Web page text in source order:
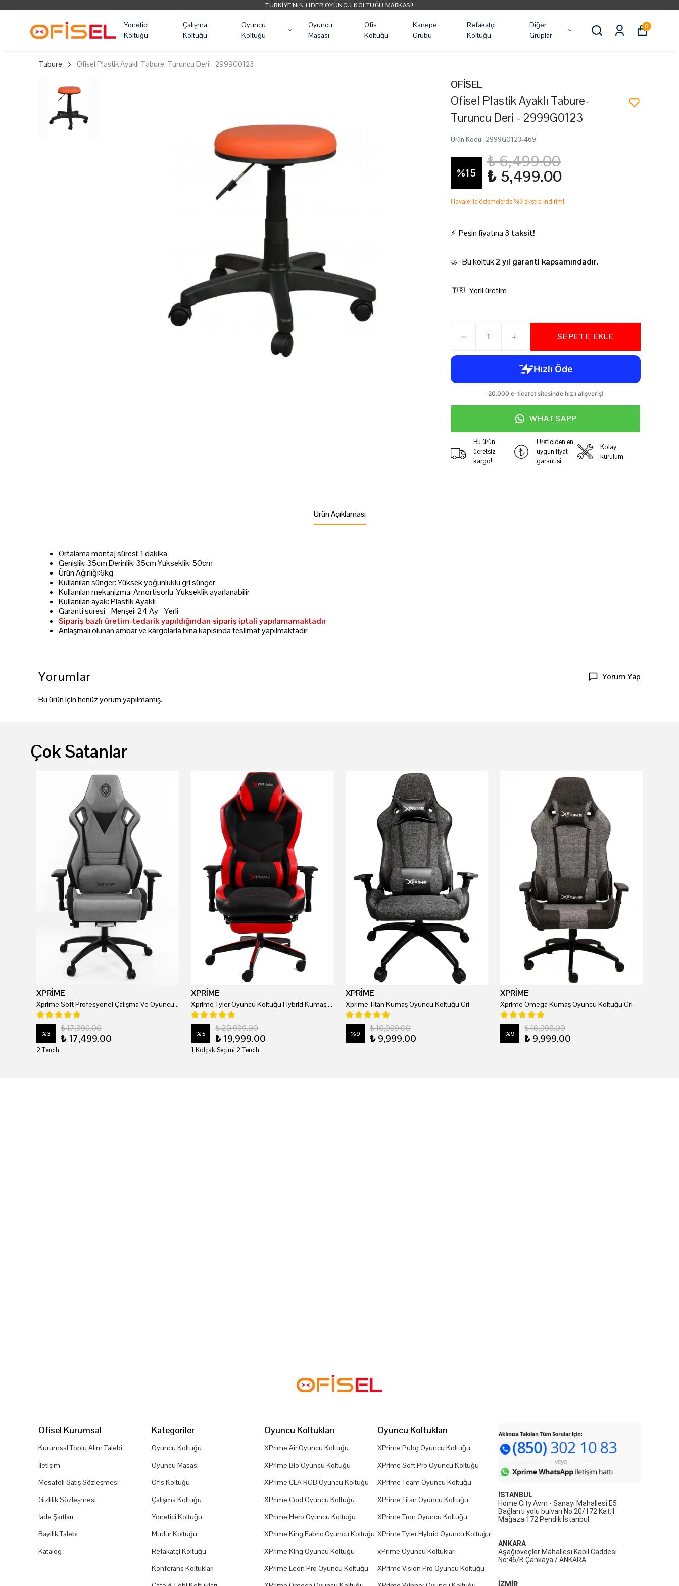
TÜRKIYE'NIN LIDER OYUNCU KOLTUĞU MARKASI!
Yönetici
Koltuğu
Çalışma
Koltuğu
Oyuncu
Koltuğu
Oyuncu
Masası
Ofis
Koltuğu
Kanepe
Grubu
Refakatçi
Koltuğu
Diğer
Gruplar
0
Tabure Ofisel Plastik Ayaklı Tabure-Turuncu Deri - 2999G0123
OFİSEL
Ofisel Plastik Ayaklı Tabure-
Turuncu Deri - 2999G0123
Ürün Kodu: 2999G0123-469
%15
₺ 6,499.00
₺ 5,499.00
Havale ile ödemelerde %3 ekstra indirim!
⚡ Peşin fiyatına 3 taksit!
🤝 Bu koltuk2 yıl garanti kapsamındadır.
🇹🇷 Yerli üretim
SEPETE EKLE
WHATSAPP
Bu ürün
ücretsiz
kargo!
Üreticiden en
uygun fiyat
garantisi
Kolay
kurulum
Ürün Açıklaması
Ortalama montaj süresi: 1 dakika
Genişlik: 35cm Derinlik: 35cm Yükseklik: 50cm
Ürün Ağırlığı:6kg
Kullanılan sünger: Yüksek yoğunluklu gri sünger
Kullanılan mekanizma: Amortisörlü-Yükseklik ayarlanabilir
Kullanılan ayak: Plastik Ayaklı
Garanti süresi - Menşei: 24 Ay - Yerli
Sipariş bazlı üretim-tedarik yapıldığından sipariş iptali yapılamamaktadır
Anlaşmalı olunan ambar ve kargolarla bina kapısında teslimat yapılmaktadır
Yorumlar Yorum Yap
Bu ürün için henüz yorum yapılmamış.
Çok Satanlar
XPRİME
Xprime Soft Profesyonel Çalışma Ve Oyuncu Koltuğu
%3
₺ 17,999.00
₺ 17,499.00
2 Tercih
XPRİME
Xprime Tyler Oyuncu Koltuğu Hybrid Kumaş Kırmızı
%5
₺ 20,999.00
₺ 19,999.00
1 Kolçak Seçimi 2 Tercih
XPRİME
Xprime Titan Kumaş Oyuncu Koltuğu Gri
%9
₺ 10,999.00
₺ 9,999.00
XPRİME
Xprime Omega Kumaş Oyuncu Koltuğu Gri
%9
₺ 10,999.00
₺ 9,999.00
Ofisel Kurumsal
Kurumsal Toplu Alım Talebi
İletişim
Mesafeli Satış Sözleşmesi
Gizlilik Sözleşmesi
İade Şartları
Bayilik Talebi
Katalog
Kategoriler
Oyuncu Koltuğu
Oyuncu Masası
Ofis Koltuğu
Çalışma Koltuğu
Yönetici Koltuğu
Müdür Koltuğu
Refakatçi Koltuğu
Konferans Koltukları
Oyuncu Koltukları
XPrime Air Oyuncu Koltuğu
XPrime Bio Oyuncu Koltuğu
XPrime CLA RGB Oyuncu Koltuğu
XPrime Cool Oyuncu Koltuğu
XPrime Hero Oyuncu Koltuğu
XPrime King Fabric Oyuncu Koltuğu
XPrime King Oyuncu Koltuğu
XPrime Leon Pro Oyuncu Koltuğu
Oyuncu Koltukları
XPrime Pubg Oyuncu Koltuğu
XPrime Soft Pro Oyuncu Koltuğu
XPrime Team Oyuncu Koltuğu
XPrime Titan Oyuncu Koltuğu
XPrime Tron Oyuncu Koltuğu
XPrime Tyler Hybrid Oyuncu Koltuğu
xPrime Oyuncu Koltukları
XPrime Vision Pro Oyuncu Koltuğu
İSTANBUL
Home City Avm - Sanayi Mahallesi E5
Bağlantı yolu bulvarı No:20/172 Kat:1
Mağaza:172 Pendik İstanbul
ANKARA
Aşağıöveçler Mahallesi Kabil Caddesi
No:46/B Çankaya / ANKARA
İZMİR